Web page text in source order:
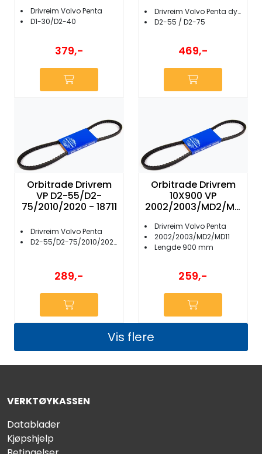
Drivreim Volvo Penta
D1-30/D2-40
379,-
Drivreim Volvo Penta dynamo
D2-55 / D2-75
469,-
Orbitrade Drivrem
VP D2-55/D2-
75/2010/2020 - 18711
Drivreim Volvo Penta
D2-55/D2-75/2010/2020/2040
289,-
Orbitrade Drivrem
10X900 VP
2002/2003/MD2/MD
Drivreim Volvo Penta
2002/2003/MD2/MD11
Lengde 900 mm
259,-
Vis flere
VERKTØYKASSEN
Datablader
Kjøpshjelp